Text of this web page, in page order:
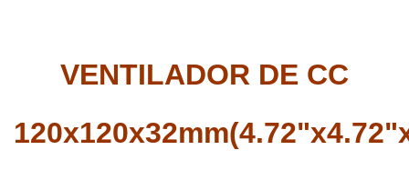
VENTILADOR DE CC